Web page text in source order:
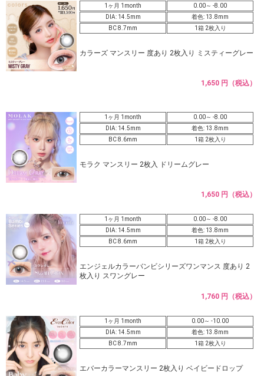
1ヶ月 1month
0.00～ -8.00
DIA: 14.5mm
着色: 13.8mm
BC 8.7mm
1箱 2枚入り
カラーズ マンスリー 度あり 2枚入り ミスティーグレー
1,650 円（税込）
1ヶ月 1month
0.00～ -8.00
DIA: 14.5mm
着色: 13.8mm
BC 8.6mm
1箱 2枚入り
モラク マンスリー 2枚入 ドリームグレー
1,650 円（税込）
1ヶ月 1month
0.00～ -8.00
DIA: 14.5mm
着色: 13.8mm
BC 8.6mm
1箱 2枚入り
エンジェルカラーバンビシリーズワンマンス 度あり 2
枚入り スワングレー
1,760 円（税込）
1ヶ月 1month
0.00～ -10.00
DIA: 14.5mm
着色: 13.8mm
BC 8.7mm
1箱 2枚入り
エバーカラーマンスリー 2枚入り ベイビードロップ